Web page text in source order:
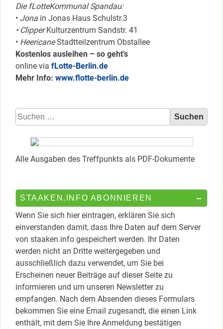
Die fLotteKommunal Spandau:
• Jona in Jonas Haus Schulstr.3
• ClipperKulturzentrum Sandstr. 41
• HeericaneStadtteilzentrum Obstallee
Kostenlos ausleihen – so geht’s
online via fLotte-Berlin.de
Mehr Info: www.flotte-berlin.de
Suchen
nach:
Alle Ausgaben des Treffpunkts als PDF-Dokumente
STAAKEN.INFO ABONNIEREN
Wenn Sie sich hier eintragen, erklären Sie sich
einverstanden damit, dass Ihre Daten auf dem Server
von staaken.info gespeichert werden. Ihr Daten
werden nicht an Dritte weitergegeben und
ausschließlich dazu verwendet, um Sie bei
Erscheinen neuer Beiträge auf dieser Seite zu
informieren und um unseren Newsletter zu
empfangen. Nach dem Absenden dieses Formulars
bekommen Sie eine Email zugesandt, die einen Link
enthält, mit dem Sie Ihre Anmeldung bestätigen